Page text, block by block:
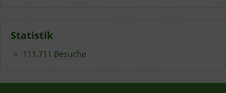
Statistik
111.711 Besuche